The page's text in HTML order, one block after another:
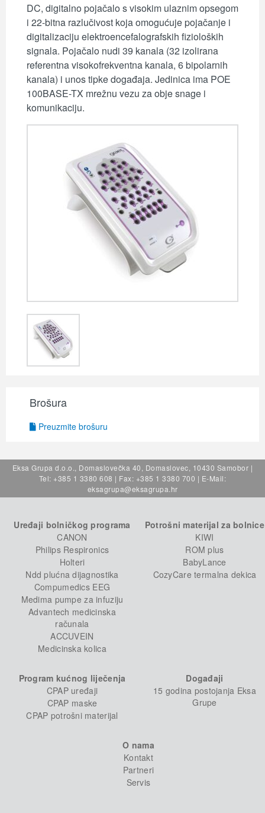
DC, digitalno pojačalo s visokim ulaznim opsegom
i 22-bitna razlučivost koja omogućuje pojačanje i
digitalizaciju elektroencefalografskih fizioloških
signala. Pojačalo nudi 39 kanala (32 izolirana
referentna visokofrekventna kanala, 6 bipolarnih
kanala) i unos tipke događaja. Jedinica ima POE
100BASE-TX mrežnu vezu za obje snage i
komunikaciju.
Brošura
Preuzmite brošuru
Eksa Grupa d.o.o., Domaslovečka 40, Domaslovec, 10430 Samobor |
Tel: +385 1 3380 608 | Fax: +385 1 3380 700 | E-Mail:
eksagrupa@eksagrupa.hr
Uređaji bolničkog programa
CANON
Philips Respironics
Holteri
Ndd plućna dijagnostika
Compumedics EEG
Medima pumpe za infuziju
Advantech medicinska
računala
ACCUVEIN
Medicinska kolica
Potrošni materijal za bolnice
KIWI
ROM plus
BabyLance
CozyCare termalna dekica
Program kućnog liječenja
CPAP uređaji
CPAP maske
CPAP potrošni materijal
Događaji
15 godina postojanja Eksa
Grupe
O nama
Kontakt
Partneri
Servis